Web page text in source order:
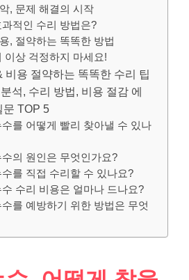
, 문제 해결의 시작
적인 수리 방법은?
, 절약하는 똑똑한 방법
이상 걱정하지 마세요!
비용 절약하는 똑똑한 수리 팁
석, 수리 방법, 비용 절감 에
문 TOP 5
를 어떻게 빨리 찾아낼 수 있나
의 원인은 무엇인가요?
를 직접 수리할 수 있나요?
수리 비용은 얼마나 드나요?
를 예방하기 위한 방법은 무엇